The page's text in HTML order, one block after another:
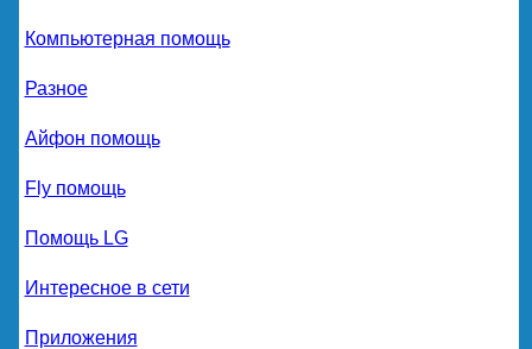
Компьютерная помощь
Разное
Айфон помощь
Fly помощь
Помощь LG
Интересное в сети
Приложения